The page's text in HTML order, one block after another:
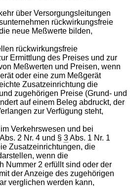
über Versorgungsleitungen
rückwirkungsfreie
neue Meßwerte bilden,
rückwirkungsfreie
Ermittlung des Preises und zur
Meßwerten und Preisen, wenn
oder eine zum Meßgerät
Zusatzeinrichtung die
zugehörigen Preise (Grund- und
auf einem Beleg abdruckt, der
zur Verfügung steht,
Verkehrswesen und bei
Abs. 2 Nr. 4 und §3Abs. 1 Nr. 1
Zusatzeinrichtungen, die
wenn die
Nummer 2 erfüllt sind oder der
der Anzeige des zugehörigen
verglichen werden kann,